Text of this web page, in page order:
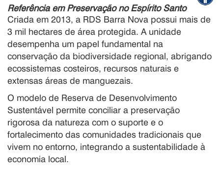
Referência em Preservação no Espírito Santo
Criada em 2013, a RDS Barra Nova possui mais de
3 mil hectares de área protegida. A unidade
desempenha um papel fundamental na
conservação da biodiversidade regional, abrigando
ecossistemas costeiros, recursos naturais e
extensas áreas de manguezais.
O modelo de Reserva de Desenvolvimento
Sustentável permite conciliar a preservação
rigorosa da natureza com o suporte e o
fortalecimento das comunidades tradicionais que
vivem no entorno, integrando a sustentabilidade à
economia local.